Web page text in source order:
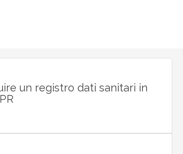
un registro dati sanitari in